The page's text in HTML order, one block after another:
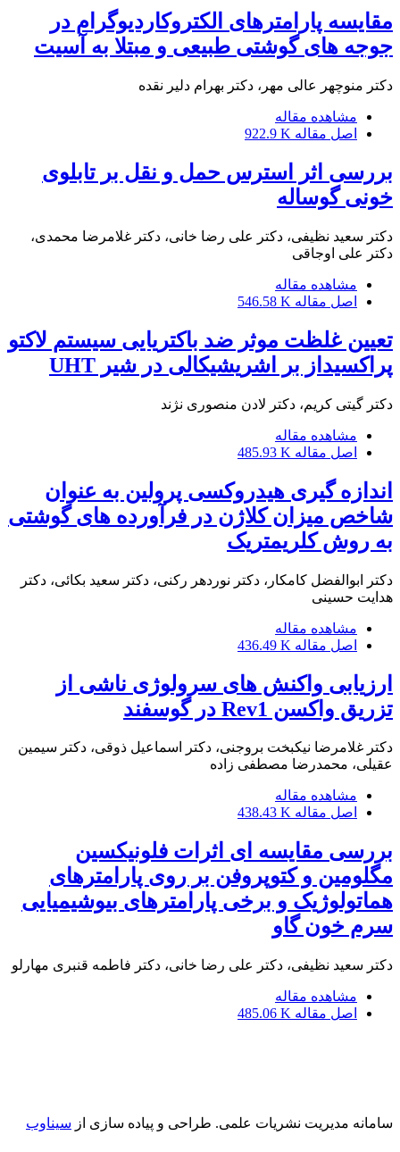
مقایسه پارامترهای الکتروکاردیوگرام در
جوجه های گوشتی طبیعی و مبتلا به آسیت
دکتر منوچهر عالی مهر، دکتر بهرام دلیر نقده
مشاهده مقاله
اصل مقاله 922.9 K
بررسی اثر استرس حمل و نقل بر تابلوی
خونی گوساله
دکتر سعید نظیفی، دکتر علی رضا خانی، دکتر غلامرضا محمدی،
دکتر علی اوجاقی
مشاهده مقاله
اصل مقاله 546.58 K
تعیین غلظت موثر ضد باکتریایی سیستم لاکتو
پراکسیداز بر اشریشیکالی در شیر UHT
دکتر گیتی کریم، دکتر لادن منصوری نژند
مشاهده مقاله
اصل مقاله 485.93 K
اندازه گیری هیدروکسی پرولین به عنوان
شاخص میزان کلاژن در فرآورده های گوشتی
به روش کلریمتریک
دکتر ابوالفضل کامکار، دکتر نوردهر رکنی، دکتر سعید بکائی، دکتر
هدایت حسینی
مشاهده مقاله
اصل مقاله 436.49 K
ارزیابی واکنش های سرولوژی ناشی از
تزریق واکسن Rev1 در گوسفند
دکتر غلامرضا نیکبخت بروجنی، دکتر اسماعیل ذوقی، دکتر سیمین
عقیلی، محمدرضا مصطفی زاده
مشاهده مقاله
اصل مقاله 438.43 K
بررسی مقایسه ای اثرات فلونیکسین
مگلومین و کتوپروفن بر روی پارامترهای
هماتولوژیک و برخی پارامترهای بیوشیمیایی
سرم خون گاو
دکتر سعید نظیفی، دکتر علی رضا خانی، دکتر فاطمه قنبری مهارلو
مشاهده مقاله
اصل مقاله 485.06 K
سامانه مدیریت نشریات علمی. طراحی و پیاده سازی از سیناوب